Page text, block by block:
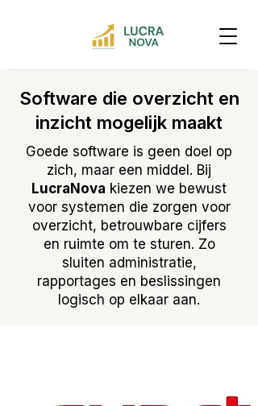
Software die overzicht en
inzicht mogelijk maakt
Goede software is geen doel op
zich, maar een middel. Bij
LucraNova kiezen we bewust
voor systemen die zorgen voor
overzicht, betrouwbare cijfers
en ruimte om te sturen. Zo
sluiten administratie,
rapportages en beslissingen
logisch op elkaar aan.